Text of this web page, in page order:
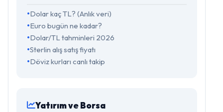
Dolar kaç TL? (Anlık veri)
Euro bugün ne kadar?
Dolar/TL tahminleri 2026
Sterlin alış satış fiyatı
Döviz kurları canlı takip
Yatırım ve Borsa